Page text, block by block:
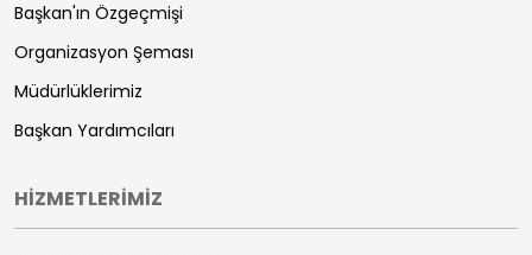
Başkan'ın Özgeçmişi
Organizasyon Şeması
Müdürlüklerimiz
Başkan Yardımcıları
HİZMETLERİMİZ